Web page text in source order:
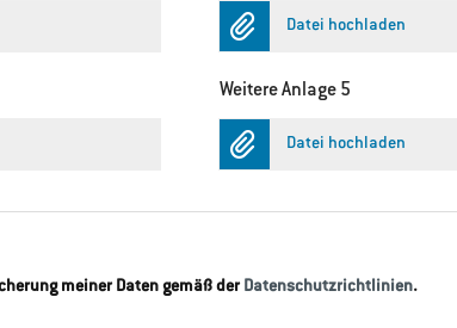
Datei hochladen
Weitere Anlage 5
Datei hochladen
meiner Daten gemäß derDatenschutzrichtlinien.